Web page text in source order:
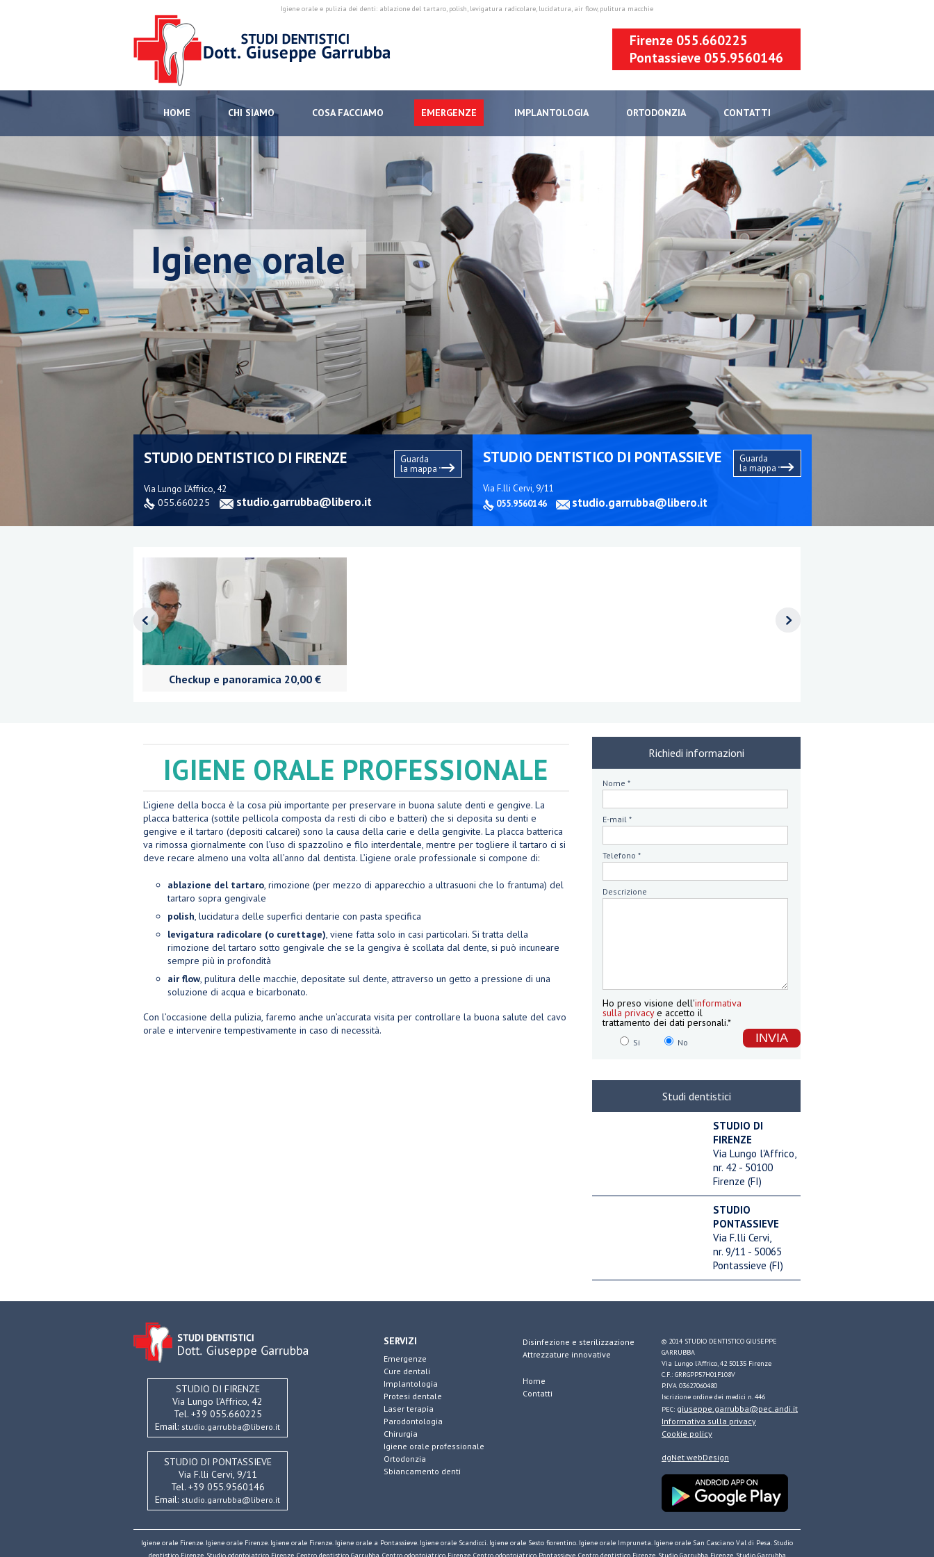
Igiene orale e pulizia dei denti: ablazione del tartaro, polish, levigatura radicolare, lucidatura, air flow, pulitura macchie
Firenze 055.660225
Pontassieve 055.9560146
HOME CHI SIAMO COSA FACCIAMO EMERGENZE IMPLANTOLOGIA ORTODONZIA CONTATTI
Igiene orale
STUDIO DENTISTICO DI FIRENZE
Guarda
la mappa
Via Lungo L'Affrico, 42
055.660225 studio.garrubba@libero.it
STUDIO DENTISTICO DI PONTASSIEVE
Via F.lli Cervi, 9/11
055.9560146
studio.garrubba@libero.it
Guarda
la mappa
Checkup e panoramica 20,00 €
IGIENE ORALE PROFESSIONALE
L’igiene della bocca è la cosa più importante per preservare in buona salute denti e gengive. La
placca batterica (sottile pellicola composta da resti di cibo e batteri) che si deposita su denti e
gengive e il tartaro (depositi calcarei) sono la causa della carie e della gengivite. La placca batterica
va rimossa giornalmente con l’uso di spazzolino e filo interdentale, mentre per togliere il tartaro ci si
deve recare almeno una volta all’anno dal dentista. L’igiene orale professionale si compone di:
ablazione del tartaro, rimozione (per mezzo di apparecchio a ultrasuoni che lo frantuma) del
tartaro sopra gengivale
polish, lucidatura delle superfici dentarie con pasta specifica
levigatura radicolare (o curettage), viene fatta solo in casi particolari. Si tratta della
rimozione del tartaro sotto gengivale che se la gengiva è scollata dal dente, si può incuneare
sempre più in profondità
air flow, pulitura delle macchie, depositate sul dente, attraverso un getto a pressione di una
soluzione di acqua e bicarbonato.
Con l’occasione della pulizia, faremo anche un’accurata visita per controllare la buona salute del cavo
orale e intervenire tempestivamente in caso di necessità.
Richiedi informazioni
Nome *
E-mail *
Telefono *
Descrizione
Ho preso visione dell'informativa
sulla privacye accetto il
trattamento dei dati personali.*
Si No
Studi dentistici
STUDIO DI
FIRENZE
Via Lungo l'Affrico,
nr. 42 - 50100
Firenze (FI)
STUDIO
PONTASSIEVE
Via F.lli Cervi,
nr. 9/11 - 50065
Pontassieve (FI)
STUDIO DI FIRENZE
Via Lungo l'Affrico, 42
Tel. +39 055.660225
Email: studio.garrubba@libero.it
STUDIO DI PONTASSIEVE
Via F.lli Cervi, 9/11
Tel. +39 055.9560146
Email: studio.garrubba@libero.it
SERVIZI
Emergenze
Cure dentali
Implantologia
Protesi dentale
Laser terapia
Parodontologia
Chirurgia
Igiene orale professionale
Ortodonzia
Sbiancamento denti
Disinfezione e sterilizzazione
Attrezzature innovative
Home
Contatti
© 2014 STUDIO DENTISTICO GIUSEPPE
GARRUBBA
Via Lungo l'Affrico, 42 50135 Firenze
C.F.: GRRGPP57H01F108V
P.IVA 03627060480
Iscrizione ordine dei medici n. 446
PEC: giuseppe.garrubba@pec.andi.it
Informativa sulla privacy
Cookie policy
dgNet webDesign
Igiene orale Firenze. Igiene orale Firenze. Igiene orale Firenze. Igiene orale a Pontassieve. Igiene orale Scandicci. Igiene orale Sesto fiorentino. Igiene orale Impruneta. Igiene orale San Casciano Val di Pesa. Studio